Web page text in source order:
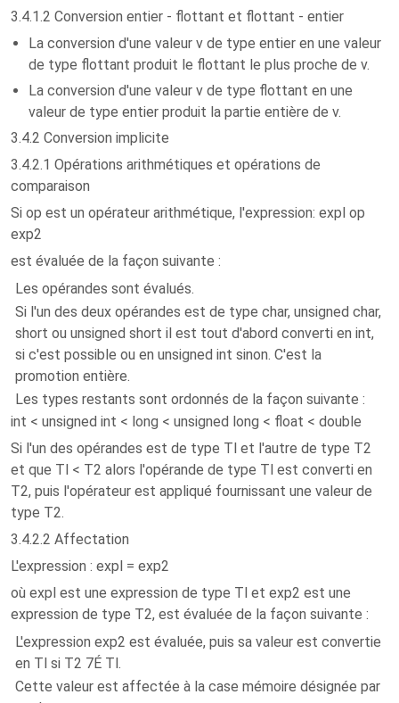
3.4.1.2 Conversion entier - flottant et flottant - entier
La conversion d'une valeur v de type entier en une valeur
de type flottant produit le flottant le plus proche de v.
La conversion d'une valeur v de type flottant en une
valeur de type entier produit la partie entière de v.
3.4.2 Conversion implicite
3.4.2.1 Opérations arithmétiques et opérations de
comparaison
Si op est un opérateur arithmétique, l'expression: expl op
exp2
est évaluée de la façon suivante :
Les opérandes sont évalués.
Si l'un des deux opérandes est de type char, unsigned char,
short ou unsigned short il est tout d'abord converti en int,
si c'est possible ou en unsigned int sinon. C'est la
promotion entière.
Les types restants sont ordonnés de la façon suivante :
int < unsigned int < long < unsigned long < float < double
Si l'un des opérandes est de type Tl et l'autre de type T2
et que Tl < T2 alors l'opérande de type Tl est converti en
T2, puis l'opérateur est appliqué fournissant une valeur de
type T2.
3.4.2.2 Affectation
L'expression : expl = exp2
où expl est une expression de type Tl et exp2 est une
expression de type T2, est évaluée de la façon suivante :
L'expression exp2 est évaluée, puis sa valeur est convertie
en Tl si T2 7É Tl.
Cette valeur est affectée à la case mémoire désignée par